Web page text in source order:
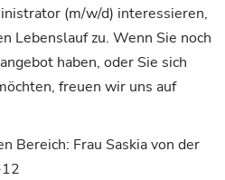
(m/w/d) interessieren,
Lebenslauf zu. Wenn Sie noch
haben, oder Sie sich
freuen wir uns auf
Bereich: Frau Saskia von der